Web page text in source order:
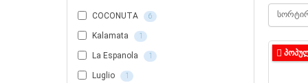
COCONUTA 6
Kalamata 1
La Espanola 1
Luglio 1